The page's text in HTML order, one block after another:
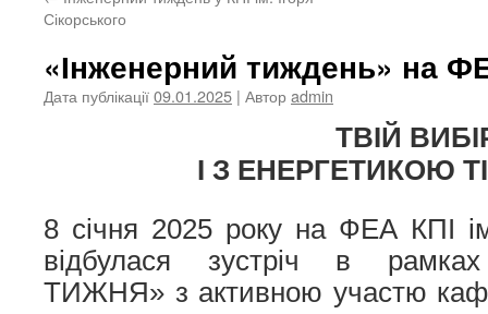
Сікорського
«Інженерний тиждень» на
Дата публікації09.01.2025 | Авторadmin
TВІЙ
І З ЕНЕРГЕТИКОЮ
8 січня 2025 року на ФЕА КПІ
відбулася зустріч в
ТИЖНЯ» з активною участю